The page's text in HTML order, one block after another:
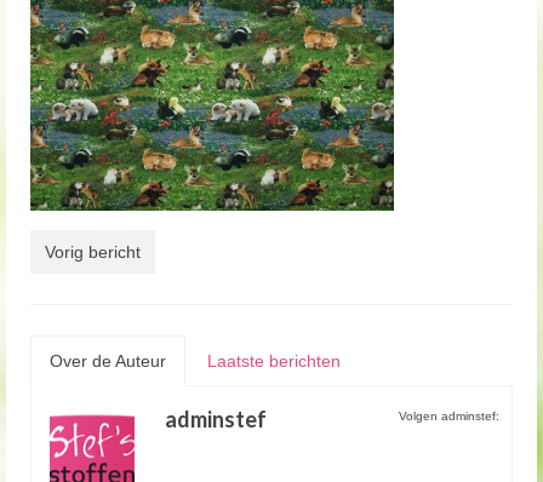
Vorig bericht
Over de Auteur Laatste berichten
Volgen adminstef:
adminstef